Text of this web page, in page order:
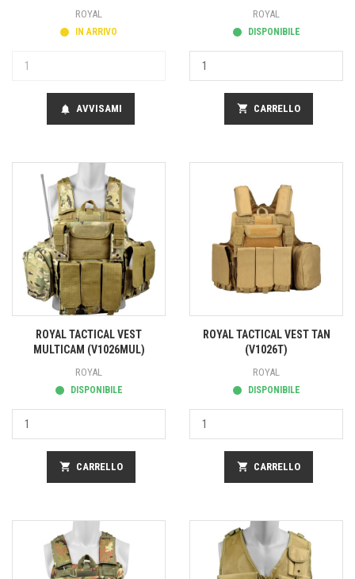
ROYAL
IN ARRIVO
notifications AVVISAMI
ROYAL
DISPONIBILE
shopping_cart CARRELLO
ROYAL TACTICAL VEST
MULTICAM (V1026MUL)
ROYAL
DISPONIBILE
shopping_cart CARRELLO
ROYAL TACTICAL VEST TAN
(V1026T)
ROYAL
DISPONIBILE
shopping_cart CARRELLO